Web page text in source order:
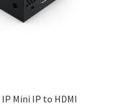
Mini IP to HDMI